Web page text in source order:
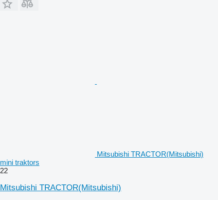
Mitsubishi TRACTOR(Mitsubishi)
mini traktors
22
Mitsubishi TRACTOR(Mitsubishi)